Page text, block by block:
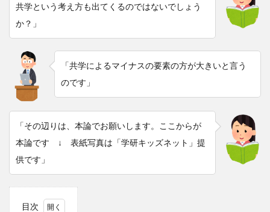
共学という考え方も出てくるのではないでしょう
か？」
「共学によるマイナスの要素の方が大きいと言う
のです」
「その辺りは、本論でお願いします。ここからが
本論です ↓ 表紙写真は「学研キッズネット」提
供です」
目次